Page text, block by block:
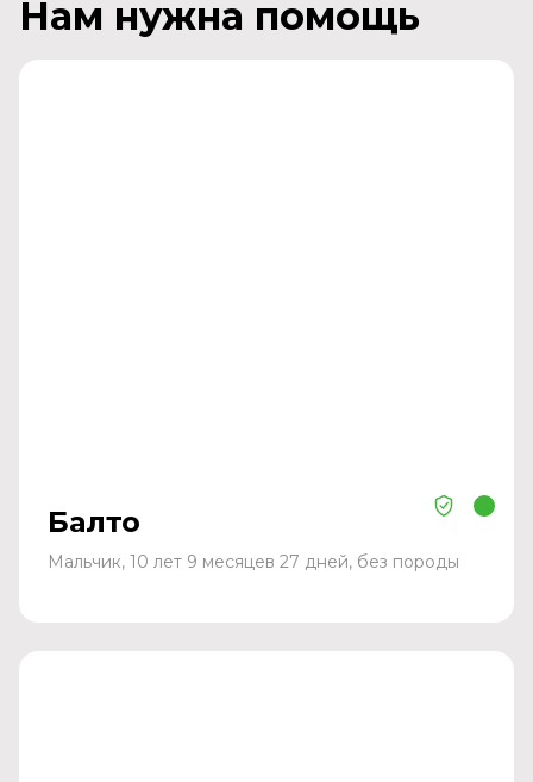
Нам нужна помощь
Балто
Мальчик, 10 лет 9 месяцев 27 дней, без породы